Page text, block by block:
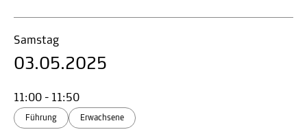
Samstag
03.05.2025
11:00 - 11:50
Führung Erwachsene